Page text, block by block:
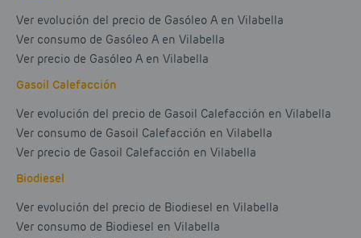
Ver evolución del precio de Gasóleo A en Vilabella
Ver consumo de Gasóleo A en Vilabella
Ver precio de Gasóleo A en Vilabella
Gasoil Calefacción
Ver evolución del precio de Gasoil Calefacción en Vilabella
Ver consumo de Gasoil Calefacción en Vilabella
Ver precio de Gasoil Calefacción en Vilabella
Biodiesel
Ver evolución del precio de Biodiesel en Vilabella
Ver consumo de Biodiesel en Vilabella